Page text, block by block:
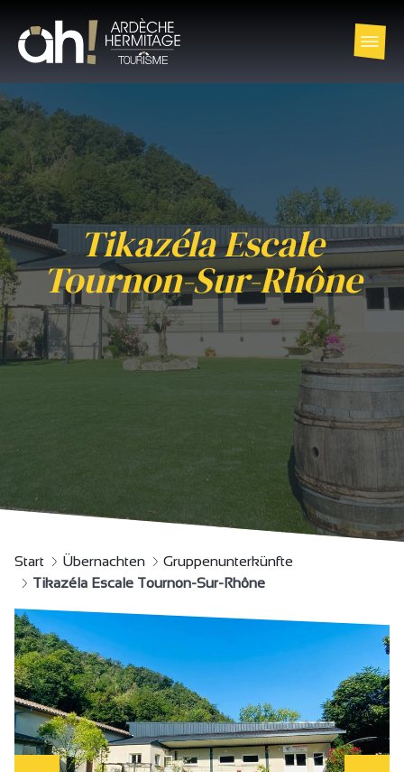
Tikazéla Escale
Tournon-Sur-Rhône
Start Übernachten
Gruppenunterkünfte
Tikazéla Escale Tournon-Sur-Rhône